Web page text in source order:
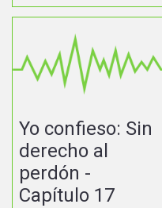
Yo confieso: Sin
derecho al
perdón -
Capítulo 17